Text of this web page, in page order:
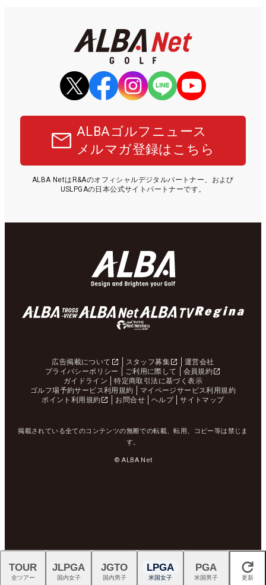
ALBAゴルフニュース
メルマガ登録はこちら
ALBA NetはR&Aのオフィシャルデジタルパートナー、および
USLPGAの日本公式サイトパートナーです。
広告掲載について スタッフ募集
運営会社
プライバシーポリシー
ご利用に際して
会員規約
ガイドライン
特定商取引法に基づく表示
ゴルフ場予約サービス利用規約
マイページサービス利用規約
ポイント利用規約
お問合せ ヘルプ サイトマップ
掲載されている全てのコンテンツの無断での転載、転用、コピー等は禁じま
す。
© ALBA Net
閉じる
TOUR
全ツアー
JLPGA
国内女子
JGTO
国内男子
LPGA
米国女子
PGA
米国男子 更新